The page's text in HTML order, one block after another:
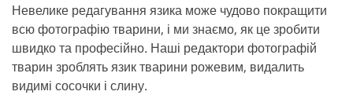
Невелике редагування язика може чудово покращити
всю фотографію тварини, і ми знаємо, як це зробити
швидко та професійно. Наші редактори фотографій
тварин зроблять язик тварини рожевим, видалить
видимі сосочки і слину.